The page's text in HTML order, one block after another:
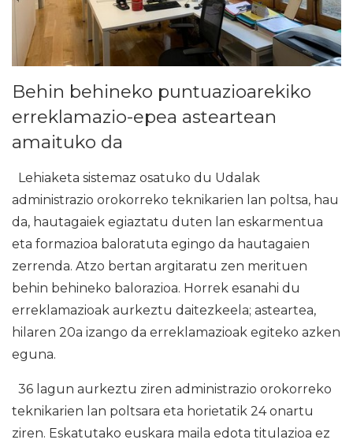
Behin behineko puntuazioarekiko
erreklamazio-epea asteartean
amaituko da
Lehiaketa sistemaz osatuko du Udalak
administrazio orokorreko teknikarien lan poltsa, hau
da, hautagaiek egiaztatu duten lan eskarmentua
eta formazioa baloratuta egingo da hautagaien
zerrenda. Atzo bertan argitaratu zen merituen
behin behineko balorazioa. Horrek esanahi du
erreklamazioak aurkeztu daitezkeela; asteartea,
hilaren 20a izango da erreklamazioak egiteko azken
eguna.
36 lagun aurkeztu ziren administrazio orokorreko
teknikarien lan poltsara eta horietatik 24 onartu
ziren. Eskatutako euskara maila edota titulazioa ez